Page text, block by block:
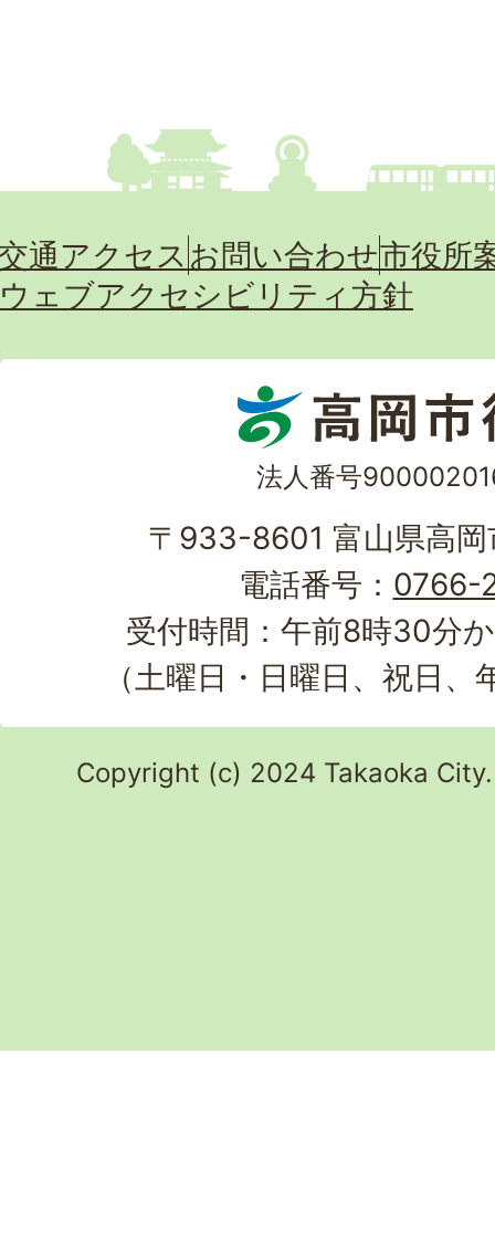
通アクセス お問い合わせ市役所
ウェブアクセシビリティ方針
法人番号
〒933-8601 富山県高
電話番号： 0766-
受付時間：午前8時30分
（土曜日・日曜日、祝日
Copyright (c) 2024 Takaoka